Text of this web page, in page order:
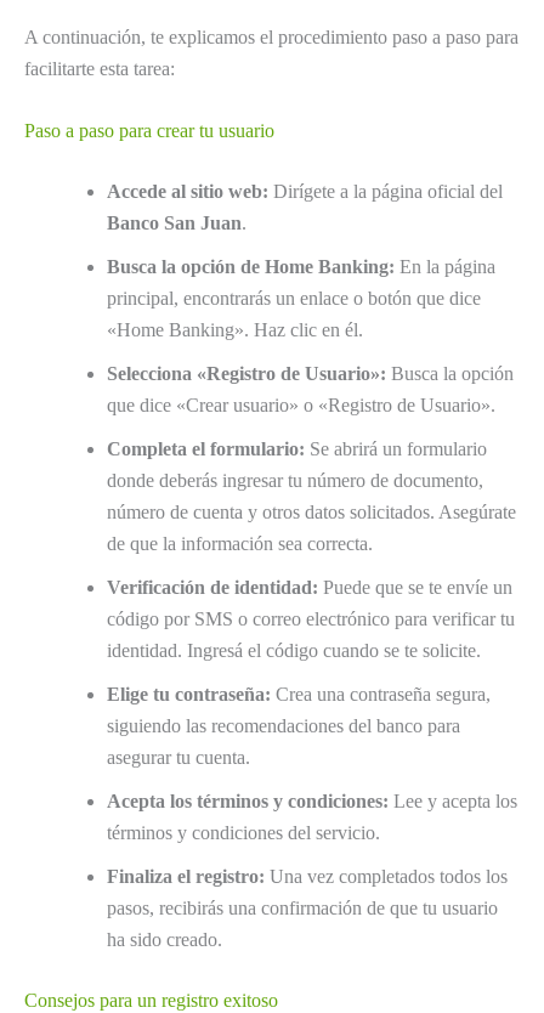
A continuación, te explicamos el procedimiento paso a paso para
facilitarte esta tarea:
Paso a paso para crear tu usuario
Accede al sitio web: Dirígete a la página oficial del
Banco San Juan.
Busca la opción de Home Banking: En la página
principal, encontrarás un enlace o botón que dice
«Home Banking». Haz clic en él.
Selecciona «Registro de Usuario»: Busca la opción
que dice «Crear usuario» o «Registro de Usuario».
Completa el formulario: Se abrirá un formulario
donde deberás ingresar tu número de documento,
número de cuenta y otros datos solicitados. Asegúrate
de que la información sea correcta.
Verificación de identidad: Puede que se te envíe un
código por SMS o correo electrónico para verificar tu
identidad. Ingresá el código cuando se te solicite.
Elige tu contraseña: Crea una contraseña segura,
siguiendo las recomendaciones del banco para
asegurar tu cuenta.
Acepta los términos y condiciones: Lee y acepta los
términos y condiciones del servicio.
Finaliza el registro: Una vez completados todos los
pasos, recibirás una confirmación de que tu usuario
ha sido creado.
Consejos para un registro exitoso